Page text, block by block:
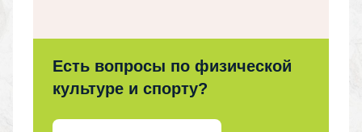
Есть вопросы по физической
культуре и спорту?